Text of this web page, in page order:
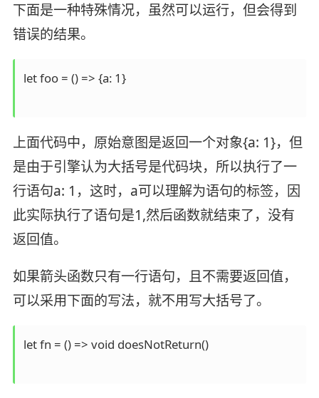
下面是一种特殊情况，虽然可以运行，但会得到
错误的结果。
let foo = () => {a: 1}
上面代码中，原始意图是返回一个对象{a: 1}，但
是由于引擎认为大括号是代码块，所以执行了一
行语句a: 1，这时，a可以理解为语句的标签，因
此实际执行了语句是1,然后函数就结束了，没有
返回值。
如果箭头函数只有一行语句，且不需要返回值，
可以采用下面的写法，就不用写大括号了。
let fn = () => void doesNotReturn()